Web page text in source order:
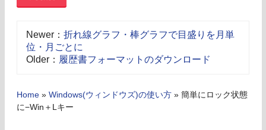
Newer： 折れ線グラフ・棒グラフで目盛りを月単
位・月ごとに
Older： 履歴書フォーマットのダウンロード
Home » Windows(ウィンドウズ)の使い方 » 簡単にロック状態
に−Win＋Lキー